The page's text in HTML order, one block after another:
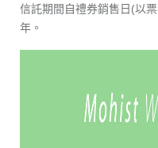
信託期間自禮券銷售日(以
年。